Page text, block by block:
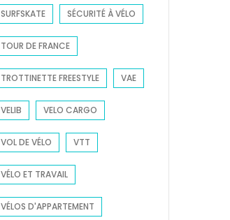
SURFSKATE SÉCURITÉ À VÉLO
TOUR DE FRANCE
TROTTINETTE FREESTYLE VAE
VELIB VELO CARGO
VOL DE VÉLO VTT
VÉLO ET TRAVAIL
VÉLOS D'APPARTEMENT